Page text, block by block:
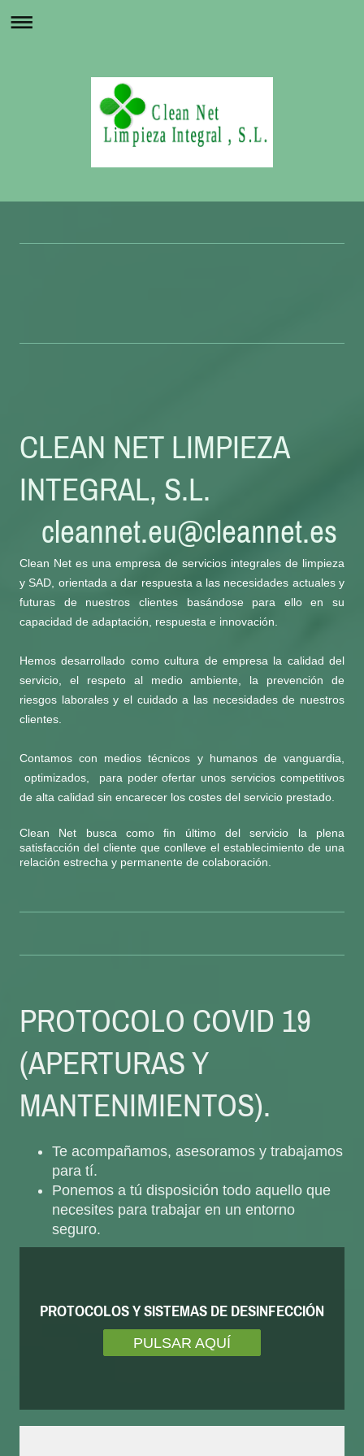
CLEAN NET LIMPIEZA
INTEGRAL, S.L.
cleannet.eu@cleannet.es
Clean Net es una empresa de servicios integrales de limpieza
y SAD, orientada a dar respuesta a las necesidades actuales y
futuras de nuestros clientes basándose para ello en su
capacidad de adaptación, respuesta e innovación.
Hemos desarrollado como cultura de empresa la calidad del
servicio, el respeto al medio ambiente, la prevención de
riesgos laborales y el cuidado a las necesidades de nuestros
clientes.
Contamos con medios técnicos y humanos de vanguardia,
optimizados, para poder ofertar unos servicios competitivos
de alta calidad sin encarecer los costes del servicio prestado.
Clean Net busca como fin último del servicio la plena
satisfacción del cliente que conlleve el establecimiento de una
relación estrecha y permanente de colaboración.
PROTOCOLO COVID 19
(APERTURAS Y
MANTENIMIENTOS).
Te acompañamos, asesoramos y trabajamos
para tí.
Ponemos a tú disposición todo aquello que
necesites para trabajar en un entorno
seguro.
PROTOCOLOS Y SISTEMAS DE DESINFECCIÓN
PULSAR AQUÍ